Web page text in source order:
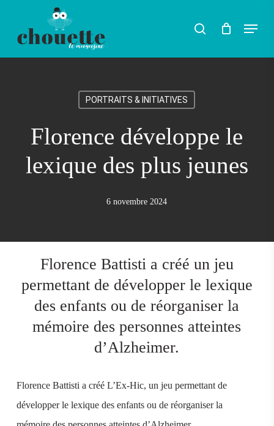
Rechercher
search Menu
PORTRAITS & INITIATIVES
Florence développe le
lexique des plus jeunes
6 novembre 2024
Florence Battisti a créé un jeu
permettant de développer le lexique
des enfants ou de réorganiser la
mémoire des personnes atteintes
d’Alzheimer.
Florence Battisti a créé L’Ex-Hic, un jeu permettant de
développer le lexique des enfants ou de réorganiser la